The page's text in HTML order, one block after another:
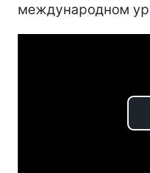
международном